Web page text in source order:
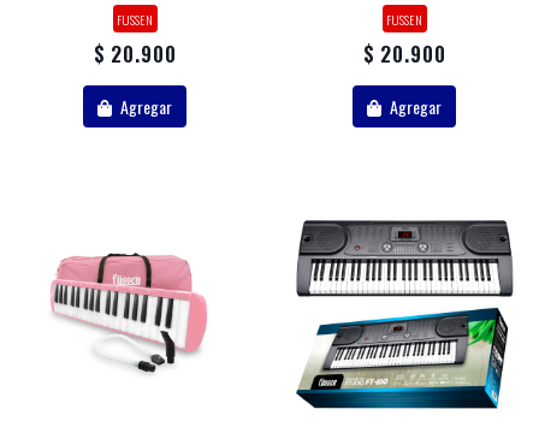
FUSSEN
$ 20.900
Agregar
FUSSEN
$ 20.900
Agregar